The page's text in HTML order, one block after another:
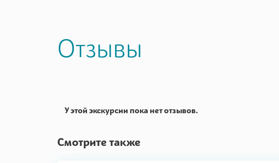
Отзывы
У этой экскурсии пока нет отзывов.
Смотрите также